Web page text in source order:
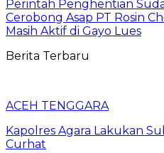
Perintah Penghentian
Cerobong Asap PT Rosin
Masih Aktif di Gayo Lues
Berita Terbaru
ACEH TENGGARA
Kapolres Agara Lakukan
Curhat